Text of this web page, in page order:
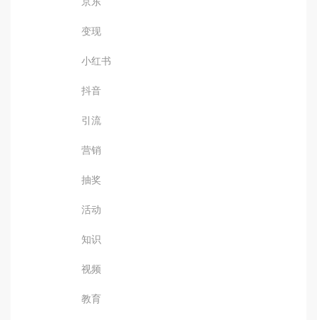
变现
小红书
抖音
引流
营销
抽奖
活动
知识
视频
教育